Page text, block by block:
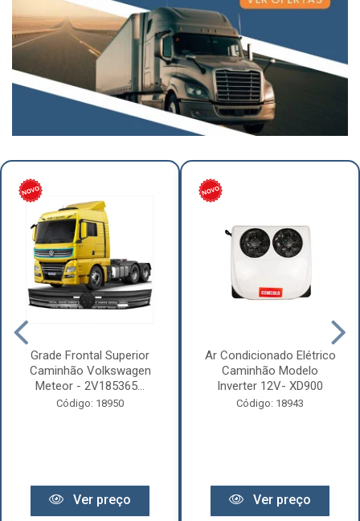
Grade Frontal Superior
Caminhão Volkswagen
Meteor - 2V185365...
Código: 18950
Ver preço
Ar Condicionado Elétrico
Caminhão Modelo
Inverter 12V- XD900
Código: 18943
Ver preço